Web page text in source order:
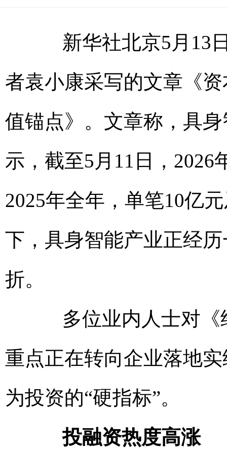
新华社北京5月13
者袁小康采写的文章《
值锚点》。文章称，具
示，截至5月11日，
2025年全年，单笔10亿
下，具身智能产业正经
折。
多位业内人士对《
重点正在转向企业落地
为投资的“硬指标”。
投融资热度高涨